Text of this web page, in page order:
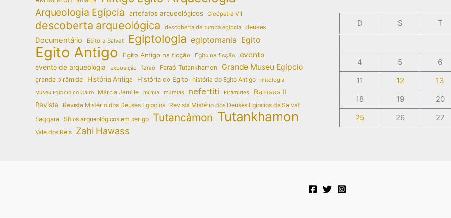
Arqueologia Egípcia artefatos arqueológicos Cleópatra VII
descoberta arqueológica descoberta de tumba egípcia deuses
Documentário Editora Salvat Egiptologia egiptomania Egito
Egito Antigo Egito Antigo na ficção Egito na ficção evento
evento de arqueologia exposição faraó Faraó Tutankhamon Grande Museu Egípcio
grande pirâmide História Antiga História do Egito história do Egito Antigo mitologia
Museu Egípcio do Cairo Márcia Jamille múmia múmias nefertiti Pirâmides Ramses II
Revista Revista Mistério dos Deuses Egípcios
Revista Mistério dos Deuses Egípcios da Salvat
Saqqara Sítios arqueológicos em perigo Tutancâmon Tutankhamon
Vale dos Reis Zahi Hawass
D S T
4
5 6
11
12 13
18
19 20
25
26 27